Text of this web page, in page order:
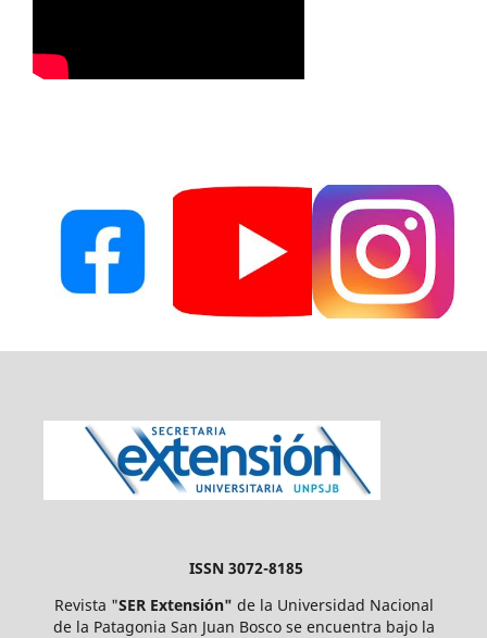
ISSN 3072-8185
Revista "SER Extensión" de la Universidad Nacional
de la Patagonia San Juan Bosco se encuentra bajo la